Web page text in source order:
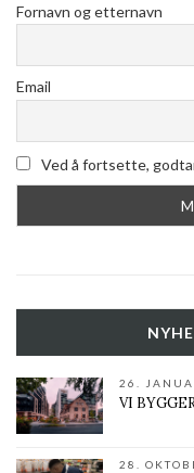
Fornavn og etternavn
Email
Ved å fortsette,
26.
VI
28.